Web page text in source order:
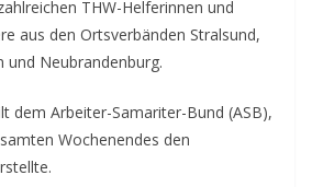
THW-Helferinnen und
aus den Ortsverbänden Stralsund,
und Neubrandenburg.
dem Arbeiter-Samariter-Bund (ASB),
Wochenendes den